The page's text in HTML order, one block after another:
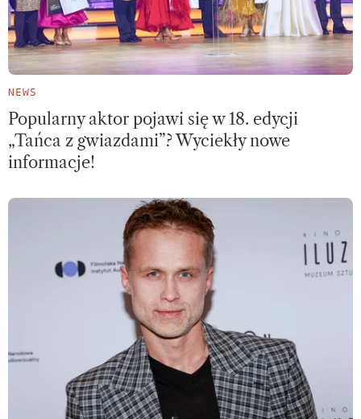
NEWS
Popularny aktor pojawi się w 18. edycji
„Tańca z gwiazdami”? Wyciekły nowe
informacje!